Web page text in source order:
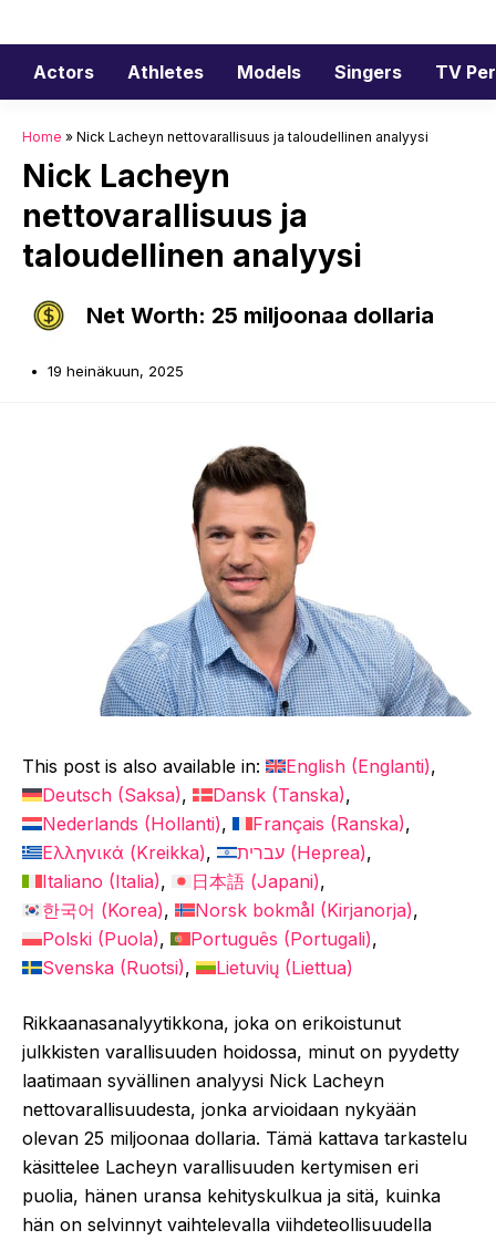
sisältöön
Actors
Athletes Models Singers TV
Home » Nick Lacheyn nettovarallisuus ja taloudellinen analyysi
Nick Lacheyn
nettovarallisuus ja
taloudellinen analyysi
Net Worth: 25 miljoonaa dollaria
19 heinäkuun, 2025
This post is also available in: English (Englanti)
Deutsch (Saksa) Dansk (Tanska)
Nederlands (Hollanti) Français (Ranska)
Ελληνικά (Kreikka) עברית (Heprea)
Italiano (Italia) 日本語 (Japani)
한국어 (Korea) Norsk bokmål (Kirjanorja)
Polski (Puola) Português (Portugali)
Svenska (Ruotsi) Lietuvių (Liettua)
Rikkaanasanalyytikkona, joka on erikoistunut
julkkisten varallisuuden hoidossa, minut on pyydetty
laatimaan syvällinen analyysi Nick Lacheyn
nettovarallisuudesta, jonka arvioidaan nykyään
olevan 25 miljoonaa dollaria. Tämä kattava tarkastelu
käsittelee Lacheyn varallisuuden kertymisen eri
puolia, hänen uransa kehityskulkua ja sitä, kuinka
hän on selvinnyt vaihtelevalla viihdeteollisuudella